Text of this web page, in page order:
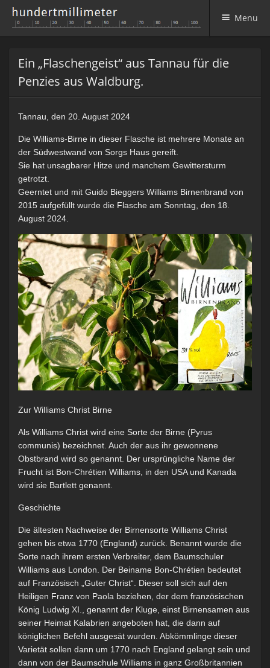
Menu
Ein „Flaschengeist“ aus Tannau für die
Penzies aus Waldburg.
Tannau, den 20. August 2024
Die Williams-Birne in dieser Flasche ist mehrere Monate an
der Südwestwand von Sorgs Haus gereift.
Sie hat unsagbarer Hitze und manchem Gewittersturm
getrotzt.
Geerntet und mit Guido Bieggers Williams Birnenbrand von
2015 aufgefüllt wurde die Flasche am Sonntag, den 18.
August 2024.
Zur Williams Christ Birne
Als Williams Christ wird eine Sorte der Birne (Pyrus
communis) bezeichnet. Auch der aus ihr gewonnene
Obstbrand wird so genannt. Der ursprüngliche Name der
Frucht ist Bon-Chrétien Williams, in den USA und Kanada
wird sie Bartlett genannt.
Geschichte
Die ältesten Nachweise der Birnensorte Williams Christ
gehen bis etwa 1770 (England) zurück. Benannt wurde die
Sorte nach ihrem ersten Verbreiter, dem Baumschuler
Williams aus London. Der Beiname Bon-Chrétien bedeutet
auf Französisch „Guter Christ“. Dieser soll sich auf den
Heiligen Franz von Paola beziehen, der dem französischen
König Ludwig XI., genannt der Kluge, einst Birnensamen aus
seiner Heimat Kalabrien angeboten hat, die dann auf
königlichen Befehl ausgesät wurden. Abkömmlinge dieser
Varietät sollen dann um 1770 nach England gelangt sein und
dann von der Baumschule Williams in ganz Großbritannien